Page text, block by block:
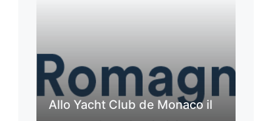
Allo Yacht Club de Monaco il